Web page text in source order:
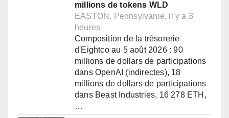
millions de tokens WLD
EASTON, Pennsylvanie, il y a 3
heures
Composition de la trésorerie
d'Eightco au 5 août 2026 : 90
millions de dollars de participations
dans OpenAI (indirectes), 18
millions de dollars de participations
dans Beast Industries, 16 278 ETH,
…